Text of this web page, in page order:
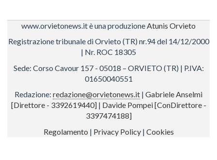
www.orvietonews.it è una produzioneAtunis Orvieto
Registrazione tribunale di Orvieto (TR) nr.94 del 14/12/2000
| Nr. ROC 18305
Sede: Corso Cavour 157 - 05018 – ORVIETO (TR) | P.IVA:
01650040551
Redazione: redazione@orvietonews.it | Gabriele Anselmi
[Direttore - 3392619440]| Davide Pompei [ConDirettore -
3397474188]
Regolamento | Privacy Policy| Cookies